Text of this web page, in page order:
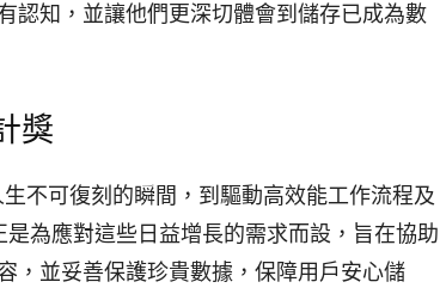
認知，並讓他們更深切體會到儲存已成為數
獎
不可復刻的瞬間，到驅動高效能工作流程及
為應對這些日益增長的需求而設，旨在協助
，並妥善保護珍貴數據，保障用戶安心儲